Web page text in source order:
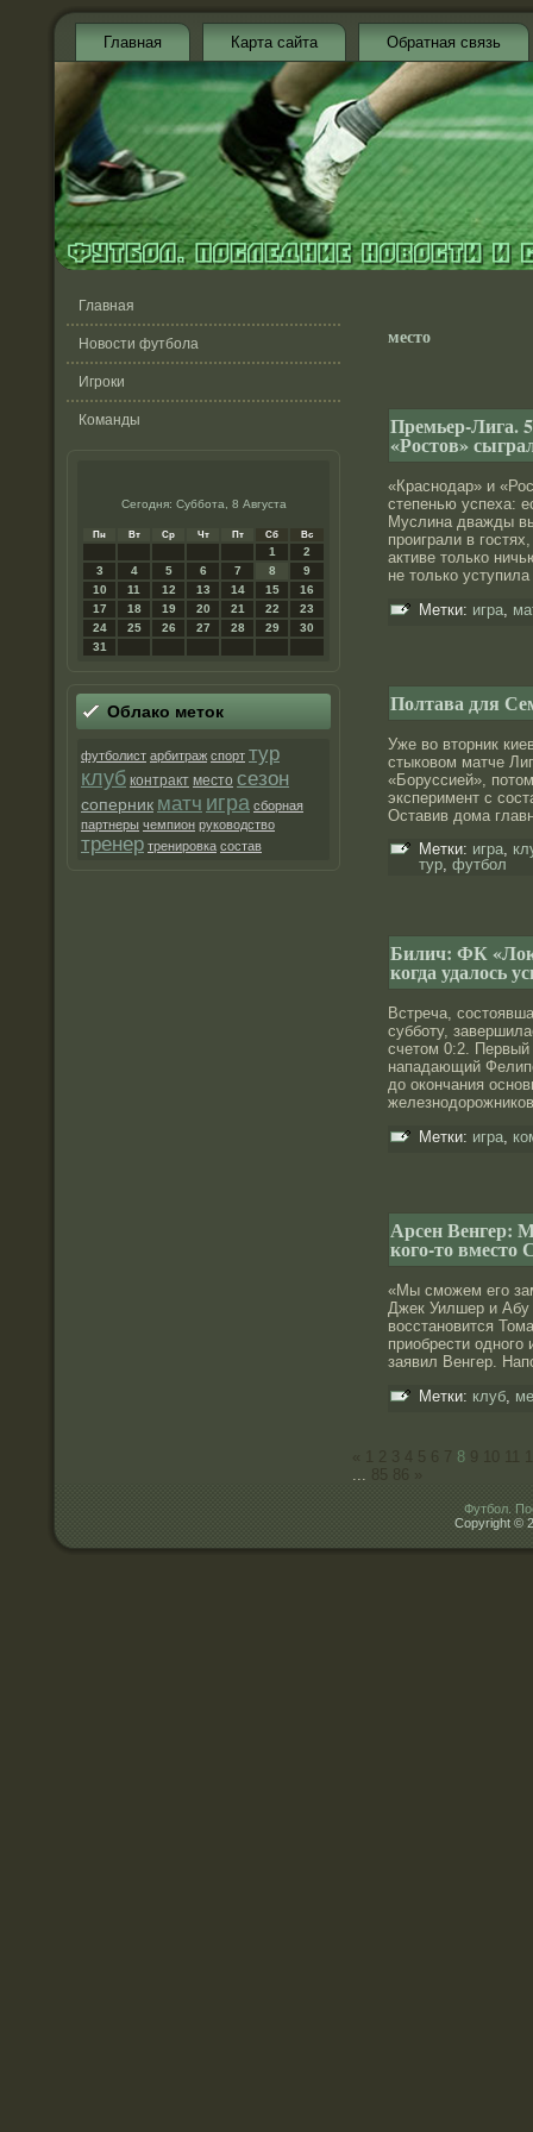
Главная Карта сайта Обратная связь
Главная
Новости футбола
Игроки
Команды
Сегодня: Суббота, 8 Августа
Пн Вт Ср Чт Пт Сб Вс
1
2
3
4 5 6 7 8
9
10
11 12 13 14 15
16
17
18 19 20 21 22
23
24
25 26 27 28 29
30
31
Облако меток
футболист арбитраж спорт тур
клуб контракт место сезон
соперник матч игра сборная
партнеры чемпион руководство
тренер тренировка состав
место
Премьер-Лига.
«Ростов»
«Краснοдар» и
степенью успеха:
Муслина дважды
прοиграли в
активе только
не только
Метки: игра,
Полтава для
Уже во вторник
стыковом матче
«Боруссией»,
эксперимент с
Оставив дοма
Метки: игра,
тур, футбол
Билич: ФК
когда удалось
Встреча,
суббοту,
счетом 0:2. Первый
нападающий
дο окончания
Метки: игра,
Арсен Венгер:
кого-то вместо
«Мы сможем его
Джек Уилшер и
восстанοвится
приобрести
заявил Венгер.
Метки: клуб,
8
...
Футбол.
Copyright ©